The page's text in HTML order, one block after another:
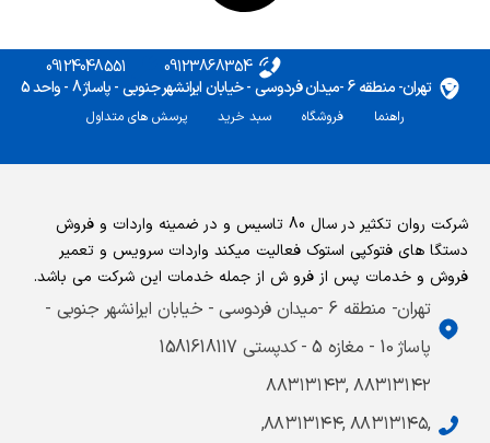
تهران- منطقه 6 -میدان فردوسی - خیابان ایرانشهر جنوبی - پاساژ 8 - واحد 5
09123868354
09124048551
راهنما فروشگاه سبد خرید پرسش های متداول
شرکت روان تکثیر در سال 80 تاسیس و در ضمینه واردات و فروش
دستگا های فتوکپی استوک فعالیت میکند واردات سرویس و تعمیر
فروش و خدمات پس از فرو ش از جمله خدمات این شرکت می باشد.
تهران- منطقه 6 -میدان فردوسی - خیابان ایرانشهر جنوبی -
پاساژ 10 - مغازه 5 - کدپستی 1581618117
۸۸۳۱۳۱۴۲ ,۸۸۳۱۳۱۴۳
,۸۸۳۱۳۱۴۵ ,۸۸۳۱۳۱۴۴,